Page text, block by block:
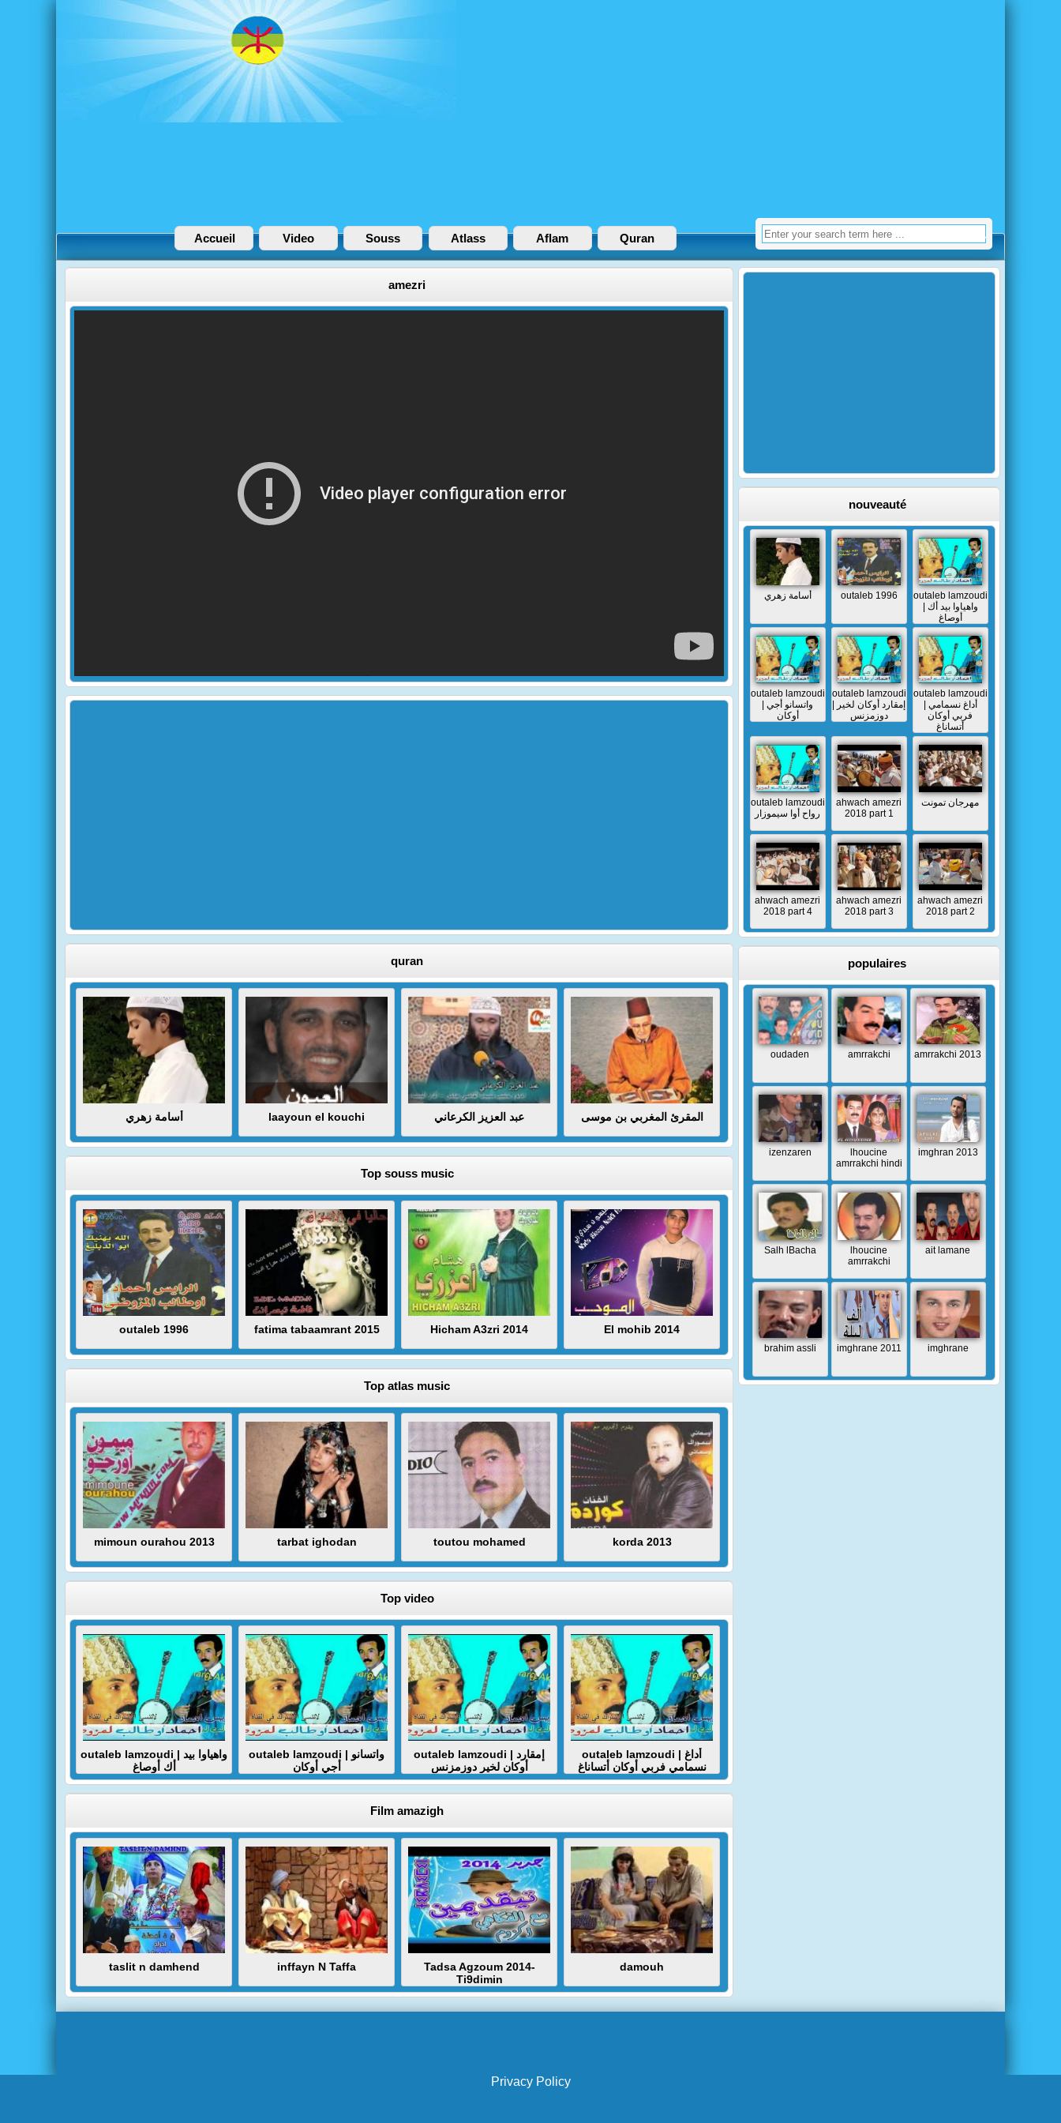
Accueil Video Souss Atlass Aflam Quran
amezri
quran
أسامة زهري laayoun el kouchi عبد العزيز الكرعاني المقرئ المغربي بن موسى
Top souss music
outaleb 1996 fatima tabaamrant 2015 Hicham A3zri 2014 El mohib 2014
Top atlas music
mimoun ourahou 2013 tarbat ighodan toutou mohamed korda 2013
Top video
outaleb lamzoudi | واهياوا بيد
أك أوصاغ
outaleb lamzoudi | واتسانو
أجي أوكان
outaleb lamzoudi | إمقارد
أوكان لخير دوزمزنس
outaleb lamzoudi | أداغ
نسمامي فربي أوكان أتساناغ
Film amazigh
taslit n damhend inffayn N Taffa
Tadsa Agzoum 2014-
Ti9dimin
damouh
nouveauté
أسامة زهري outaleb 1996
outaleb lamzoudi
| واهياوا بيد أك
أوصاغ
outaleb lamzoudi
| واتسانو أجي
أوكان
outaleb lamzoudi
| إمقارد أوكان لخير
دوزمزنس
outaleb lamzoudi
| أداغ نسمامي
فربي أوكان
أتساناغ
outaleb lamzoudi
رواح أوا سيموزار
ahwach amezri
2018 part 1
مهرجان تمونت
ahwach amezri
2018 part 4
ahwach amezri
2018 part 3
ahwach amezri
2018 part 2
populaires
oudaden amrrakchi amrrakchi 2013
izenzaren
lhoucine
amrrakchi hindi
imghran 2013
Salh lBacha
lhoucine
amrrakchi
ait lamane
brahim assli imghrane 2011 imghrane
Privacy Policy